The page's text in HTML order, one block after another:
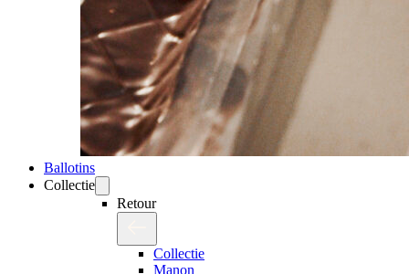
Ballotins
Collectie
Retour
Collectie
Manon